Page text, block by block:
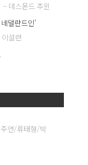
– 데스몬드 추윈
덜란드인’
이설련
연/류태형/박